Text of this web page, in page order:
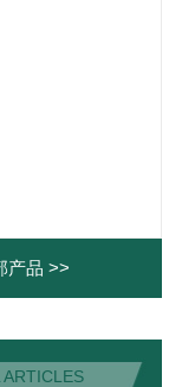
产品 >>